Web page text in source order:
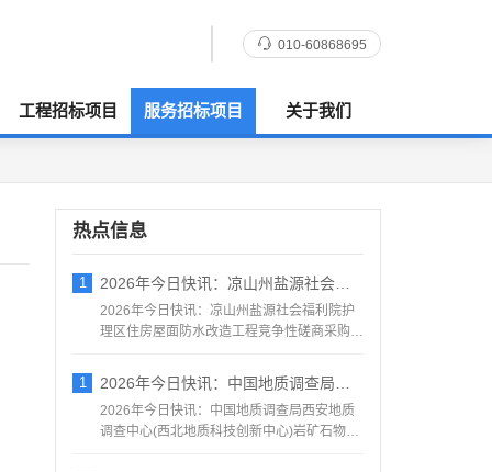
010-60868695
工程招标项目 服务招标项目 关于我们
热点信息
1 2026年今日快讯：凉山州盐源社会福利院
2026年今日快讯：凉山州盐源社会福利院护
理区住房屋面防水改造工程竞争性磋商采购公
1 2026年今日快讯：中国地质调查局西安地
2026年今日快讯：中国地质调查局西安地质
调查中心(西北地质科技创新中心)岩矿石物性